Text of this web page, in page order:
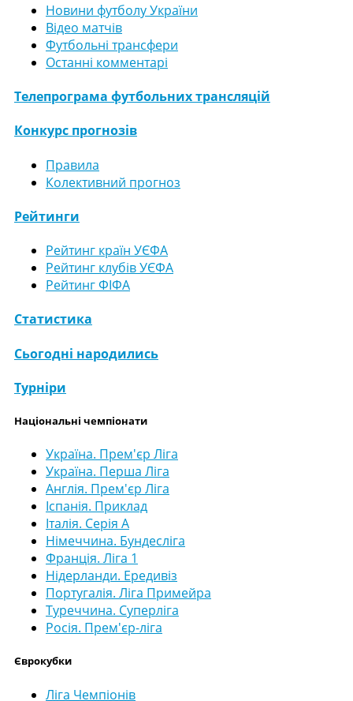
Новини футболу України
Відео матчів
Футбольні трансфери
Останні комментарі
Телепрограма футбольних трансляцій
Конкурс прогнозів
Правила
Колективний прогноз
Рейтинги
Рейтинг країн УЄФА
Рейтинг клубів УЄФА
Рейтинг ФІФА
Статистика
Сьогодні народились
Турніри
Національні чемпіонати
Україна. Прем'єр Ліга
Україна. Перша Ліга
Англія. Прем'єр Ліга
Іспанія. Приклад
Італія. Серія А
Німеччина. Бундесліга
Франція. Ліга 1
Нідерланди. Ередивіз
Португалія. Ліга Примейра
Туреччина. Суперліга
Росія. Прем'єр-ліга
Єврокубки
Ліга Чемпіонів